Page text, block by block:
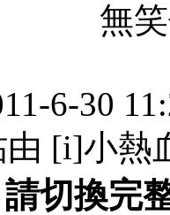
無
6-30
[i]小熱
請切換完